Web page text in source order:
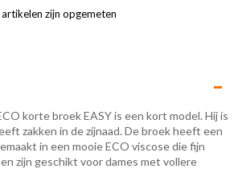
zijn opgemeten
korte broek EASY is een kort model. Hij is
zakken in de zijnaad. De broek heeft een
in een mooie ECO viscose die fijn
zijn geschikt voor dames met vollere